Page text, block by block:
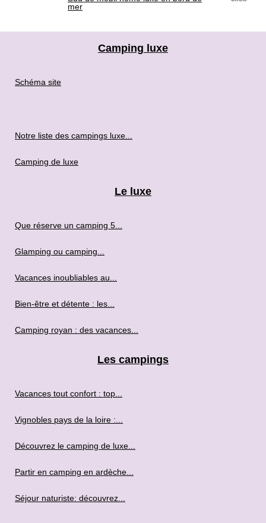
mer
Camping luxe
Schéma site
Notre liste des campings luxe...
Camping de luxe
Le luxe
Que réserve un camping 5...
Glamping ou camping...
Vacances inoubliables au...
Bien-être et détente : les...
Camping royan : des vacances...
Les campings
Vacances tout confort : top...
Vignobles pays de la loire :...
Découvrez le camping de luxe...
Partir en camping en ardèche...
Séjour naturiste: découvrez...